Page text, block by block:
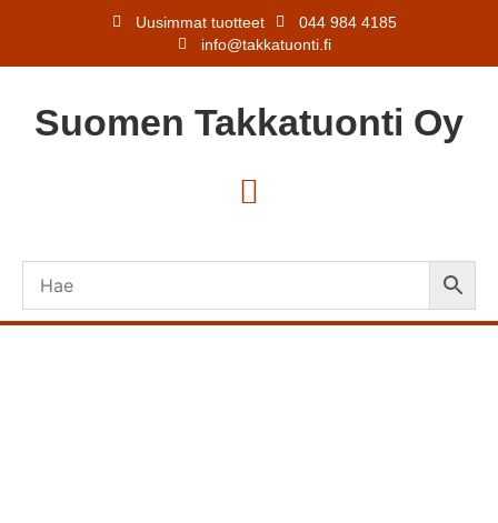
Uusimmat tuotteet
044 984 4185
info@takkatuonti.fi
Suomen Takkatuonti Oy